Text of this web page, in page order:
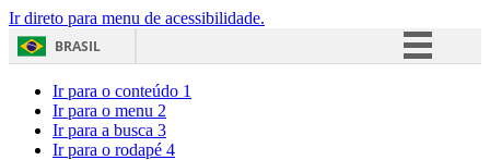
Ir direto para menu de acessibilidade.
BRASIL
Ir para o conteúdo 1
Ir para o menu 2
Ir para a busca 3
Ir para o rodapé 4